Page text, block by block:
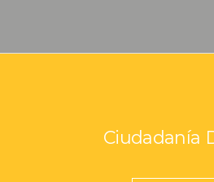
Ciudadanía